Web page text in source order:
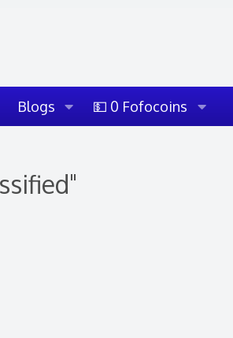
Blogs 💵 0 Fofocoins